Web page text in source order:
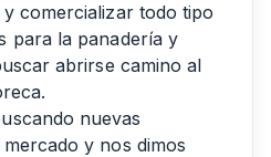
comercializar todo tipo
para la panadería y
abrirse camino al
nuevas
y nos dimos